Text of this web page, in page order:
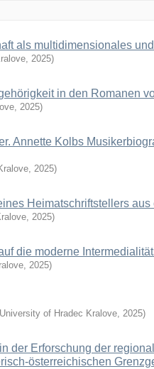
als multidimensionales
, 2025)
in den Romanen
, 2025)
Annette Kolbs
, 2025)
Heimatschriftstellers aus
, 2025)
die moderne
, 2025)
University of Hradec Kralove, 2025)
der Erforschung der
österreichischen